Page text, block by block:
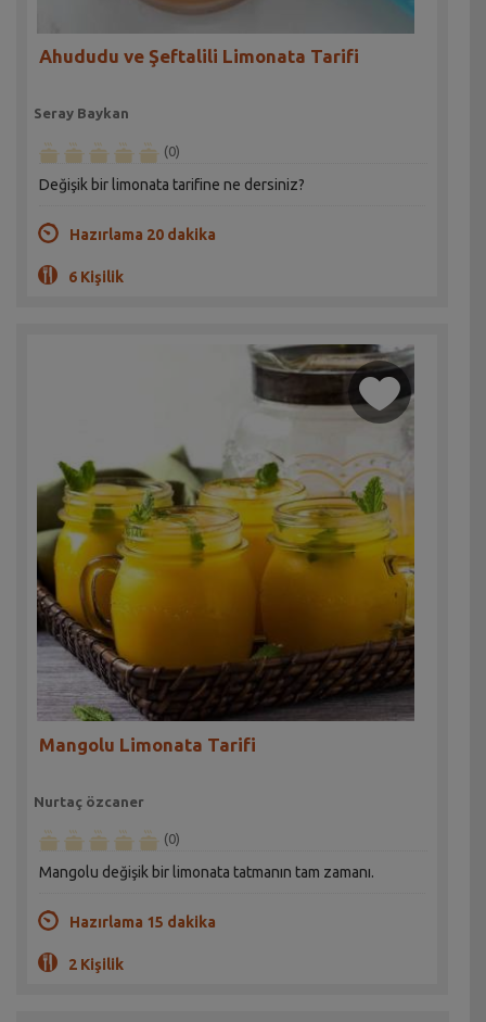
Ahududu ve Şeftalili Limonata Tarifi
Seray Baykan
(0)
Değişik bir limonata tarifine ne dersiniz?
Hazırlama 20 dakika
6 Kişilik
Mangolu Limonata Tarifi
Nurtaç özcaner
(0)
Mangolu değişik bir limonata tatmanın tam zamanı.
Hazırlama 15 dakika
2 Kişilik